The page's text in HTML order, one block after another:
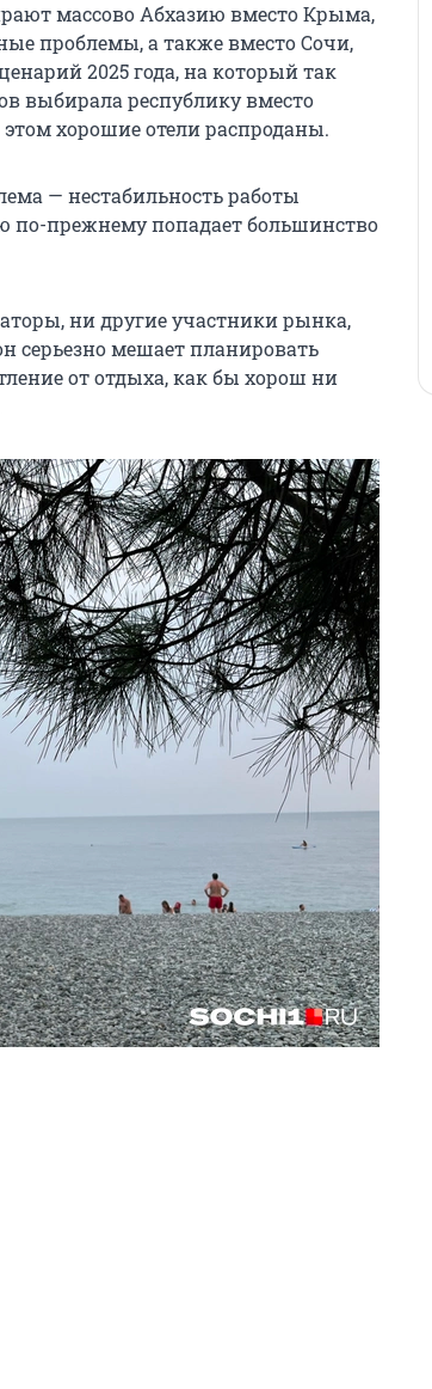
массово Абхазию вместо Крыма,
проблемы, а также вместо Сочи,
2025 года, на который так
выбирала республику вместо
хорошие отели распроданы.
— нестабильность работы
по-прежнему попадает большинство
ни другие участники рынка,
серьезно мешает планировать
от отдыха, как бы хорош ни